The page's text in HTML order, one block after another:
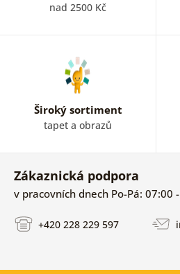
nad 2500 Kč
Široký sortiment
tapet a obrazů
Zákaznická podpora
v pracovních dnech Po-Pá: 07:00
+420 228 229 597